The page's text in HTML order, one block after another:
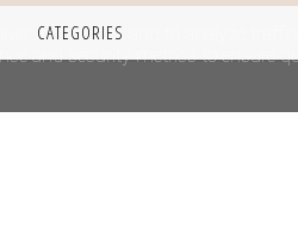
CATEGORIES
its services and to analyze
and security metrics to ensure